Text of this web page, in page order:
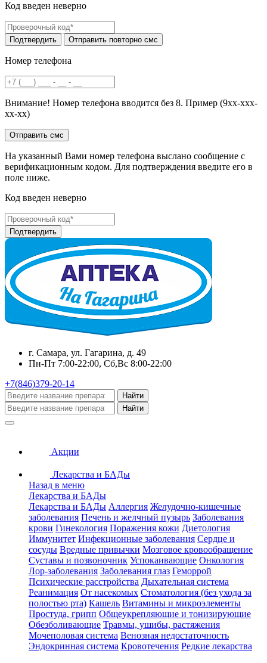
Код введен неверно
Номер телефона
Внимание! Номер телефона вводится без 8. Пример (9хх-ххх-
хх-хх)
На указанный Вами номер телефона выслано сообщение с
верификационным кодом. Для подтверждения введите его в
поле ниже.
Код введен неверно
г. Самара, ул. Гагарина, д. 49
Пн-Пт 7:00-22:00, Сб,Вс 8:00-22:00
+7(846)379-20-14
Найти
Найти
Акции
Лекарства и БАДы
Назад в меню
Лекарства и БАДы
Лекарства и БАДы Аллергия Желудочно-кишечные
заболевания Печень и желчный пузырь Заболевания
крови Гинекология Поражения кожи Диетология
Иммунитет Инфекционные заболевания Сердце и
сосуды Вредные привычки Мозговое кровообращение
Суставы и позвоночник Успокаивающие Онкология
Лор-заболевания Заболевания глаз Геморрой
Психические расстройства Дыхательная система
Реанимация От насекомых Стоматология (без ухода за
полостью рта) Кашель Витамины и микроэлементы
Простуда, грипп Общеукрепляющие и тонизирующие
Обезболивающие Травмы, ушибы, растяжения
Мочеполовая система Венозная недостаточность
Эндокринная система Кровотечения Редкие лекарства